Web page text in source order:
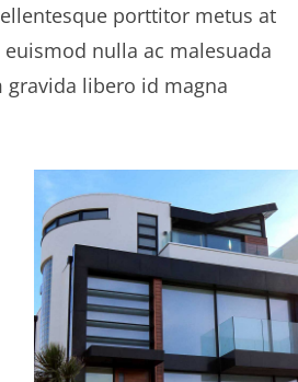
porttitor metus at
nulla ac malesuada
gravida libero id magna